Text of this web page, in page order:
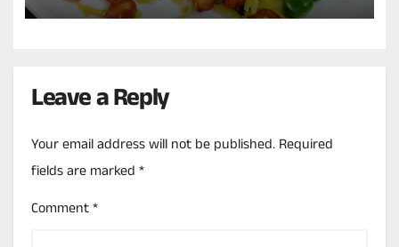
Leave a Reply
Your email address will not be published.Required
fields are marked*
Comment*